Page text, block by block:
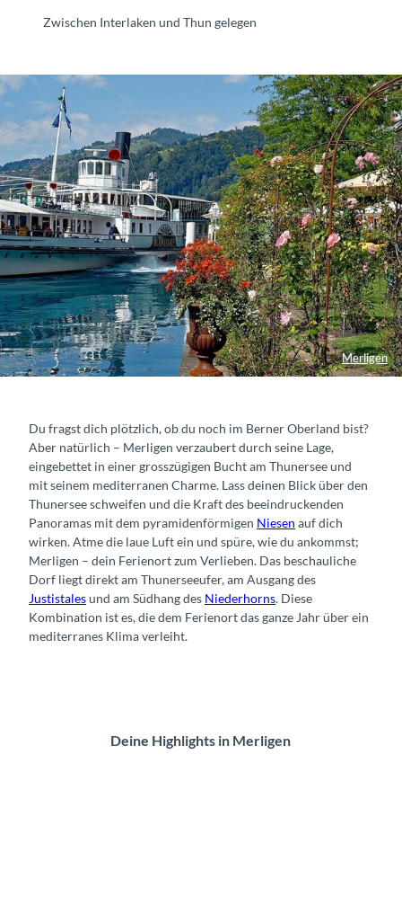
Zwischen Interlaken und Thun gelegen
Merligen
Du fragst dich plötzlich, ob du noch im Berner Oberland bist?
Aber natürlich – Merligen verzaubert durch seine Lage,
eingebettet in einer grosszügigen Bucht am Thunersee und
mit seinem mediterranen Charme. Lass deinen Blick über den
Thunersee schweifen und die Kraft des beeindruckenden
Panoramas mit dem pyramidenförmigen Niesen auf dich
wirken. Atme die laue Luft ein und spüre, wie du ankommst;
Merligen – dein Ferienort zum Verlieben. Das beschauliche
Dorf liegt direkt am Thunerseeufer, am Ausgang des
Justistalesund am Südhang des Niederhorns. Diese
Kombination ist es, die dem Ferienort das ganze Jahr über ein
mediterranes Klima verleiht.
Deine Highlights in Merligen